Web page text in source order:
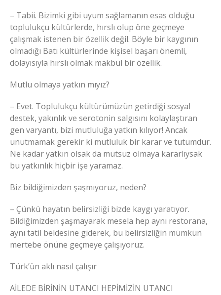
– Tabii. Bizimki gibi uyum sağlamanın esas olduğu
toplulukçu kültürlerde, hırslı olup öne geçmeye
çalışmak istenen bir özellik değil. Böyle bir kaygının
olmadığı Batı kültürlerinde kişisel başarı önemli,
dolayısıyla hırslı olmak makbul bir özellik.
Mutlu olmaya yatkın mıyız?
– Evet. Toplulukçu kültürümüzün getirdiği sosyal
destek, yakınlık ve serotonin salgısını kolaylaştıran
gen varyantı, bizi mutluluğa yatkın kılıyor! Ancak
unutmamak gerekir ki mutluluk bir karar ve tutumdur.
Ne kadar yatkın olsak da mutsuz olmaya kararlıysak
bu yatkınlık hiçbir işe yaramaz.
Biz bildiğimizden şaşmıyoruz, neden?
– Çünkü hayatın belirsizliği bizde kaygı yaratıyor.
Bildiğimizden şaşmayarak mesela hep aynı restorana,
aynı tatil beldesine giderek, bu belirsizliğin mümkün
mertebe önüne geçmeye çalışıyoruz.
Türk’ün aklı nasıl çalışır
AİLEDE BİRİNİN UTANCI HEPİMİZİN UTANCI